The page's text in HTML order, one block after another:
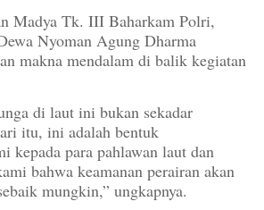
Madya Tk. III Baharkam Polri,
Nyoman Agung Dharma
makna mendalam di balik kegiatan
di laut ini bukan sekadar
itu, ini adalah bentuk
kepada para pahlawan laut dan
bahwa keamanan perairan akan
mungkin,” ungkapnya.